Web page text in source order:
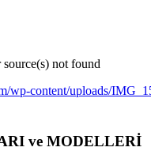
not found
wp-content/uploads/
ve MODELLERİ